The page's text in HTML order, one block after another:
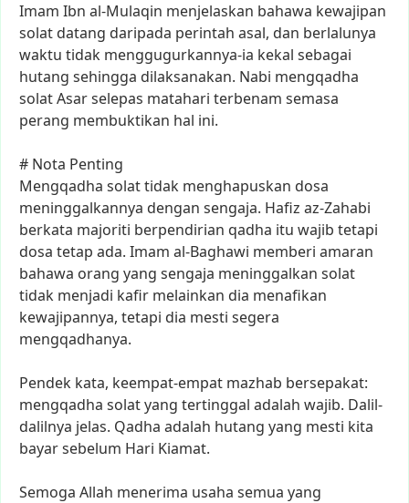
Imam Ibn al-Mulaqin menjelaskan bahawa kewajipan
solat datang daripada perintah asal, dan berlalunya
waktu tidak menggugurkannya-ia kekal sebagai
hutang sehingga dilaksanakan. Nabi mengqadha
solatAsarselepas matahari terbenam semasa
perang membuktikan hal ini.
# Nota Penting
Mengqadha solattidak menghapuskan dosa
meninggalkannya dengan sengaja. Hafiz az-Zahabi
berkata majoriti berpendirian qadha itu wajib tetapi
dosa tetap ada. Imam al-Baghawi memberi amaran
bahawa orang yang sengaja meninggalkan solat
tidak menjadi kafir melainkan dia menafikan
kewajipannya, tetapi dia mesti segera
mengqadhanya.
Pendek kata, keempat-empat mazhab bersepakat:
mengqadha solatyang tertinggal adalah wajib. Dalil-
dalilnya jelas. Qadha adalah hutang yang mesti kita
bayarsebelum Hari Kiamat.
Semoga Allah menerima usaha semua yang